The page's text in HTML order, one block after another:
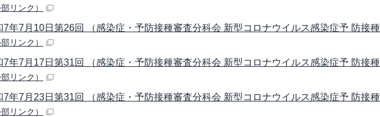
部リンク）
7年7月10日第26回 （感染症・予防接種審査分科会 新型コロナウイルス感染症予 防接
部リンク）
7年7月17日第31回 （感染症・予防接種審査分科会 新型コロナウイルス感染症予 防接
部リンク）
7年7月23日第31回 （感染症・予防接種審査分科会 新型コロナウイルス感染症予 防接
部リンク）